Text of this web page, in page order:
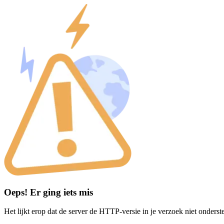
Oeps! Er ging iets mis
Het lijkt erop dat de server de HTTP-versie in je verzoek niet